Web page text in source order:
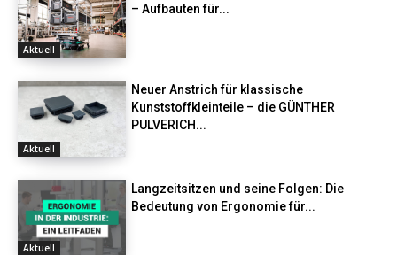
Aktuell
– Aufbauten für...
Aktuell
Neuer Anstrich für klassische
Kunststoffkleinteile – die GÜNTHER
PULVERICH...
Aktuell
Langzeitsitzen und seine Folgen: Die
Bedeutung von Ergonomie für...